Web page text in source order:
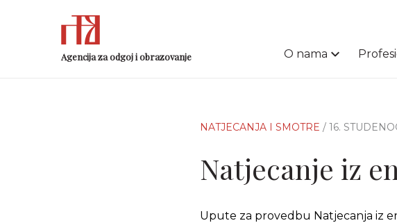
Agencija za odgoj i obrazovanje O nama
NATJECANJA I SMOTRE / 16.
Natjecanje iz
Upute za provedbu Natjecanja iz